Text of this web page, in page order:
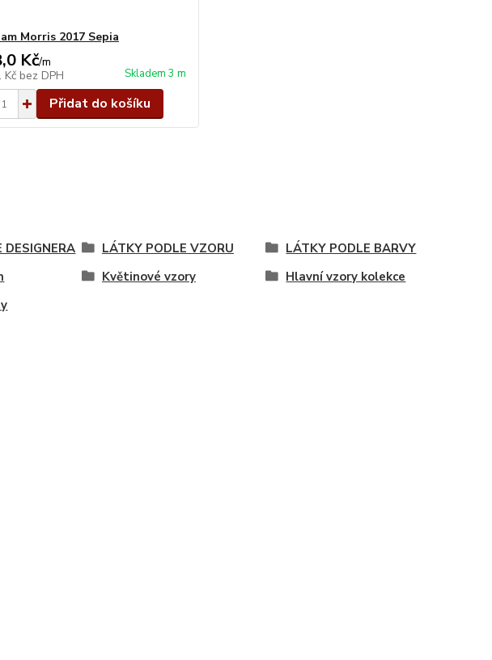
Morris 2017 Sepia
Kč/m
Kč bez DPH Skladem 3 m
Přidat do košíku
LÁTKY PODLE VZORU
LÁTKY PODLE BARVY
Květinové vzory
Hlavní vzory kolekce